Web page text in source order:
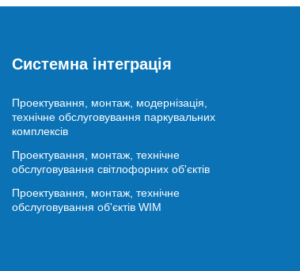
Системна інтеграція
Проектування, монтаж, модернізація,
технічне обслуговування паркувальних
комплексів
Проектування, монтаж, технічне
обслуговування світлофорних об'єктів
Проектування, монтаж, технічне
обслуговування об'єктів WIM